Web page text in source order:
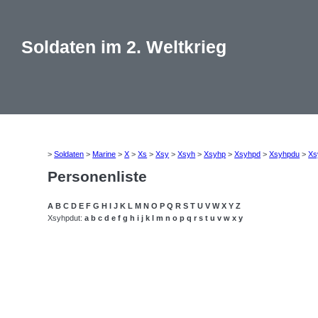
Soldaten im 2. Weltkrieg
>Soldaten >Marine >X >Xs >Xsy >Xsyh >Xsyhp >Xsyhpd >Xsyhpdu >
Personenliste
A B C D E F G H I J K L M N O P Q R S T U V W X Y Z
Xsyhpdut:a b c d e f g h i j k l m n o p q r s t u v w x y